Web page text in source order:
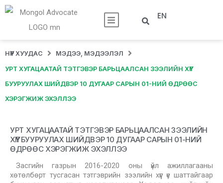
EN
НҮҮР ХУУДАС МЭДЭЭ, МЭДЭЭЛЭЛ
УРТ ХУГАЦААТАЙ ТЭТГЭВЭР БАРЬЦААЛСАН ЗЭЭЛИЙН ХҮҮГ
БУУРУУЛАХ ШИЙДВЭР 10 ДУГААР САРЫН 01-НИЙ ӨДРӨӨС
ХЭРЭГЖИЖ ЭХЭЛЛЭЭ
УРТ ХУГАЦААТАЙ ТЭТГЭВЭР БАРЬЦААЛСАН ЗЭЭЛИЙН
ХҮҮГ БУУРУУЛАХ ШИЙДВЭР 10 ДУГААР САРЫН 01-НИЙ
ӨДРӨӨС ХЭРЭГЖИЖ ЭХЭЛЛЭЭ
Засгийн газрын 2016-2020 оны үйл ажиллагааны
хөтөлбөрт тусгасан тэтгэврийн зээлийн хүүг үе шаттайгаар